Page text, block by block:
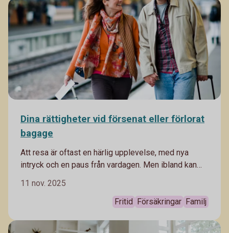
Dina rättigheter vid försenat eller förlorat
bagage
Att resa är oftast en härlig upplevelse, med nya
intryck och en paus från vardagen. Men ibland kan
inte åker samma väg som man själv. I bästa fall löser
det sig snabbt – men ibland kan det påverka hela
och vilken sorts ersättning du kan få vid till exempel
11 nov. 2025
Fritid Försäkringar Familj